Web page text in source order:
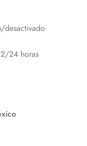
desactivado
24 horas